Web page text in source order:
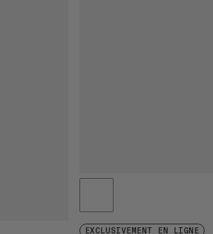
EXCLUSIVEMENT EN LIGNE